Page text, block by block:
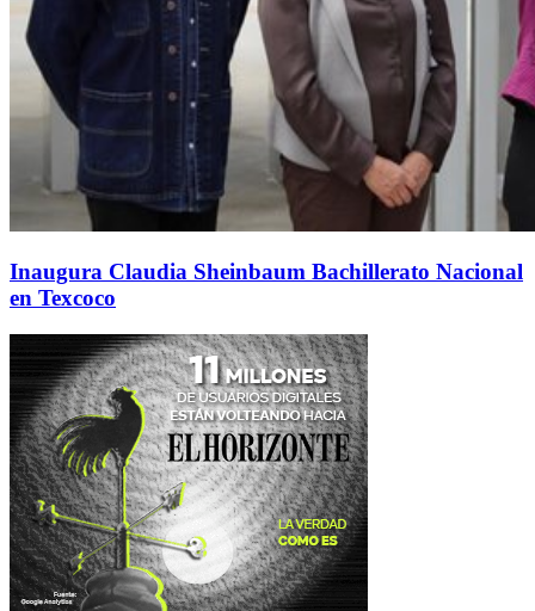
Inaugura Claudia Sheinbaum Bachillerato Nacional
en Texcoco